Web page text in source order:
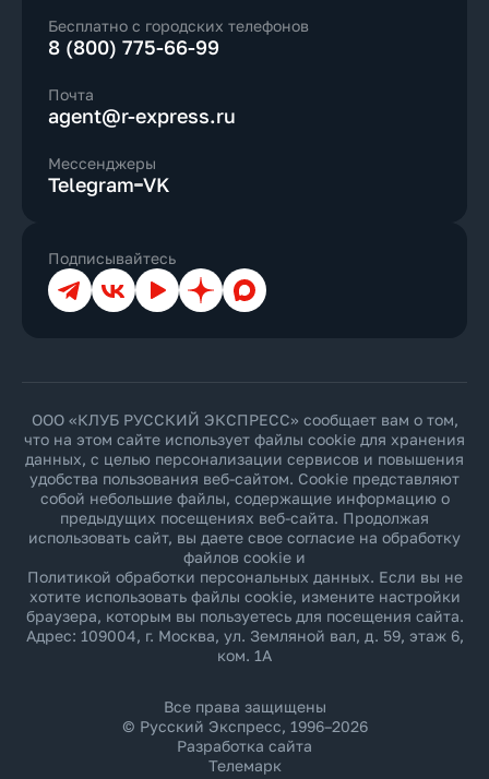
Бесплатно с городских телефонов
8 (800) 775-66-99
Почта
agent@r-express.ru
Мессенджеры
Telegram VK
Подписывайтесь
ТелеграмВКонтакте
YouTubeДзен Max
ООО «КЛУБ РУССКИЙ ЭКСПРЕСС» сообщает вам о том,
что на этом сайте использует файлы cookie для хранения
данных, с целью персонализации сервисов и повышения
удобства пользования веб-сайтом. Cookie представляют
собой небольшие файлы, содержащие информацию о
предыдущих посещениях веб-сайта. Продолжая
использовать сайт, вы даете свое согласие на обработку
файлов cookie и
Политикой обработки персональных данных. Если вы не
хотите использовать файлы cookie, измените настройки
браузера, которым вы пользуетесь для посещения сайта.
Адрес: 109004, г. Москва, ул. Земляной вал, д. 59, этаж 6,
ком. 1А
Все права защищены
© Русский Экспресс, 1996–2026
Разработка сайта
Телемарк